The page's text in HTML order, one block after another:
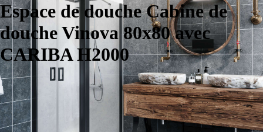
Espace de douche Cabine de
douche Vinova 80x80 avec
CARIBA H2000